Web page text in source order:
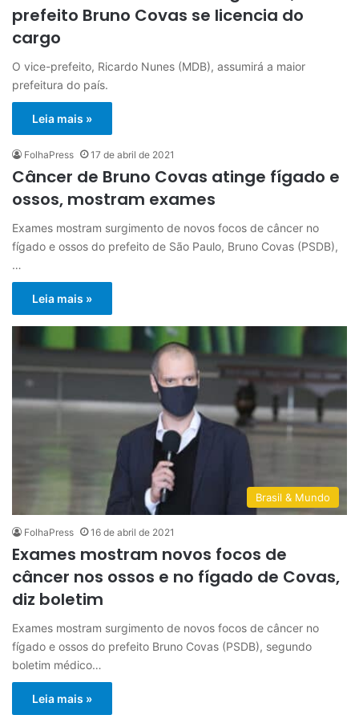
prefeito Bruno Covas se licencia do
cargo
O vice-prefeito, Ricardo Nunes (MDB), assumirá a maior
prefeitura do país.
Leia mais »
FolhaPress 17 de abril de 2021
Câncer de Bruno Covas atinge fígado e
ossos, mostram exames
Exames mostram surgimento de novos focos de câncer no
fígado e ossos do prefeito de São Paulo, Bruno Covas (PSDB),
…
Leia mais »
Brasil & Mundo
FolhaPress 16 de abril de 2021
Exames mostram novos focos de
câncer nos ossos e no fígado de Covas,
diz boletim
Exames mostram surgimento de novos focos de câncer no
fígado e ossos do prefeito Bruno Covas (PSDB), segundo
boletim médico…
Leia mais »